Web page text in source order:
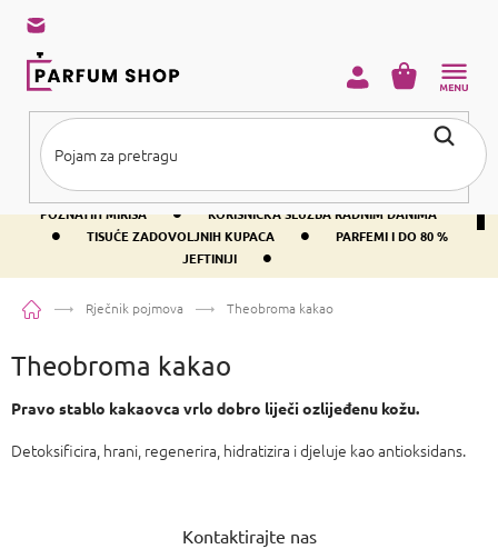
sadržaj
BESPLATNA DOSTAVA IZNAD PRIBLIŽNO 37 € •
400+ SVJETSKI
POZNATIH MIRISA
• KORISNIČKA SLUŽBA RADNIM DANIMA
• TISUĆE ZADOVOLJNIH KUPACA •
PARFEMI I DO 80 %
JEFTINIJI
•
KOŠARICA
PočetnaRječnik pojmova Theobroma kakao
Theobroma kakao
Pravo stablo kakaovca vrlo dobro liječi ozlijeđenu kožu.
Detoksificira, hrani, regenerira, hidratizira i djeluje kao antioksidans.
Kontaktirajte nas